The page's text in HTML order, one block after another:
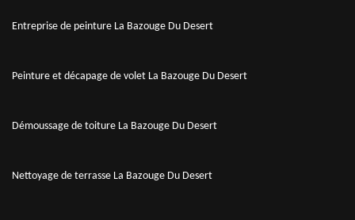
Entreprise de peinture La Bazouge Du Desert
Peinture et décapage de volet La Bazouge Du Desert
Démoussage de toiture La Bazouge Du Desert
Nettoyage de terrasse La Bazouge Du Desert